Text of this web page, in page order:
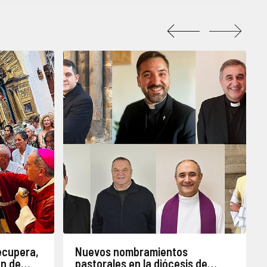
de
Nuevos nombramientos
pastorales en la diócesis de